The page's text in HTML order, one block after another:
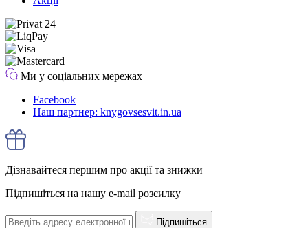
Ми у соціальних мережах
Facebook
Наш партнер: knygovsesvit.in.ua
Дізнавайтеся першим про акції та знижки
Підпишіться на нашу e-mail розсилку
Підпишіться